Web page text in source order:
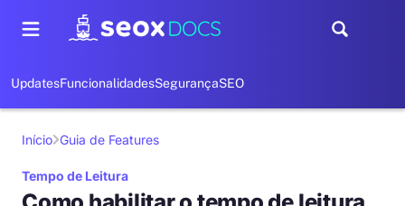
UpdatesFuncionalidadesSegurançaSEO
Início Guia de Features
Tempo de Leitura